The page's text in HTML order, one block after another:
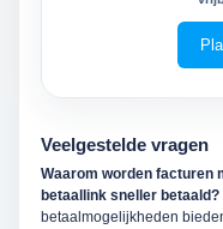
Veelgestelde vragen
Waarom worden facturen
betaallink sneller betaald?
betaalmogelijkheden